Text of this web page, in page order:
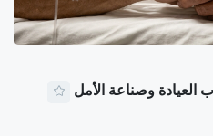
وصناعة الأمل